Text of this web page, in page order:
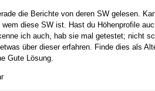
die Berichte von deren SW gelesen.
diese SW ist. Hast du Höhenprofile
ich auch, hab sie mal getestet; nicht
über dieser erfahren. Finde dies als
Gute Lösung.